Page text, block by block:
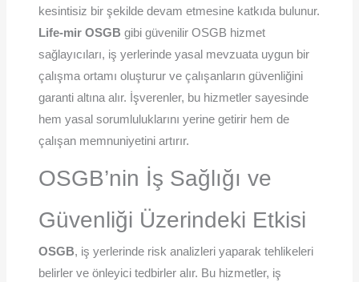
kesintisiz bir şekilde devam etmesine katkıda bulunur.
Life-mir OSGB gibi güvenilir OSGB hizmet
sağlayıcıları, iş yerlerinde yasal mevzuata uygun bir
çalışma ortamı oluşturur ve çalışanların güvenliğini
garanti altına alır. İşverenler, bu hizmetler sayesinde
hem yasal sorumluluklarını yerine getirir hem de
çalışan memnuniyetini artırır.
OSGB’nin İş Sağlığı ve
Güvenliği Üzerindeki Etkisi
OSGB, iş yerlerinde risk analizleri yaparak tehlikeleri
belirler ve önleyici tedbirler alır. Bu hizmetler, iş